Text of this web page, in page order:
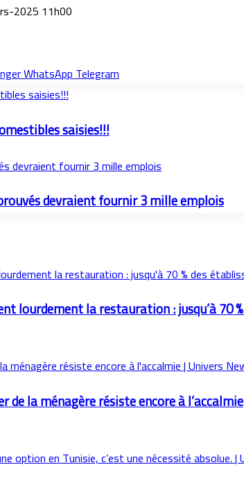
2025 11h00
WhatsAppTelegram
saisies!!!
saisies!!!
devraient fournir 3 mille emplois
devraient fournir 3 mille emplois
lourdement la restauration : jusqu’à 70
la ménagère résiste encore à l’accalmie